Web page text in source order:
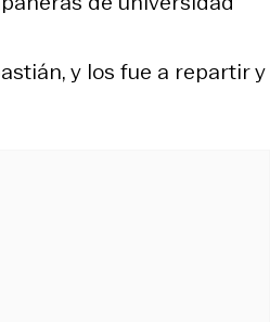
y los fue a repartir y